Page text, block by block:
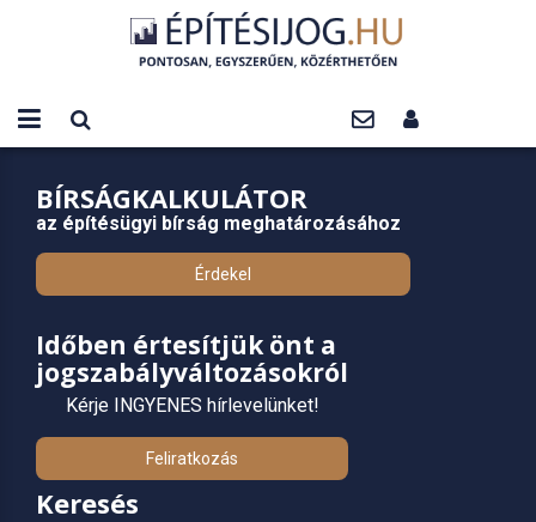
BÍRSÁGKALKULÁTOR
az építésügyi bírság meghatározásához
Érdekel
Időben értesítjük önt a
jogszabályváltozásokról
Kérje INGYENES hírlevelünket!
Feliratkozás
Keresés